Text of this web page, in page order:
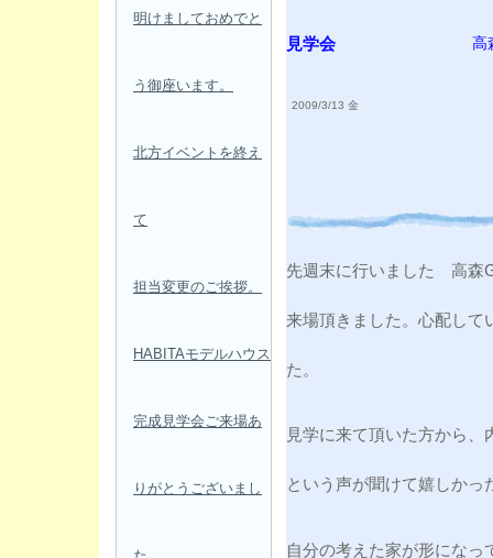
明けましておめでと
う御座います。
北方イベントを終え
て
担当変更のご挨拶。
HABITAモデルハウス
完成見学会ご来場あ
りがとうございまし
高
見学会
2009/3/13 金
先週末に行いました 高森
来場頂きました。心配し
た。
見学に来て頂いた方から
という声が聞けて嬉しかっ
自分の考えた家が形になっ